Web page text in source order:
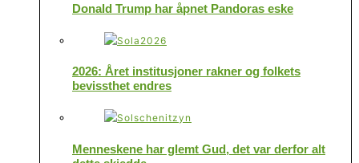
Donald Trump har åpnet Pandoras eske
2026: Året institusjoner rakner og folkets
bevissthet endres
Menneskene har glemt Gud, det var derfor alt